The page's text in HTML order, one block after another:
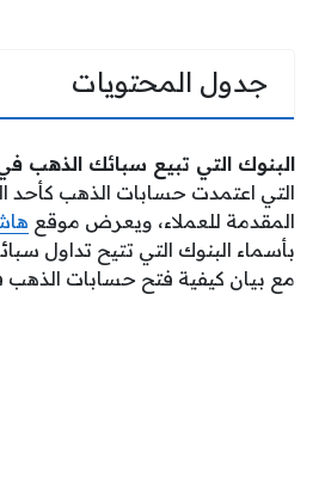
جدول المحتويات
البنوك التي تبيع سبائك الذهب
التي اعتمدت حسابات الذهب كأحد
المقدمة للعملاء، ويعرض موقع
بأسماء البنوك التي تتيح تداول
مع بيان كيفية فتح حسابات الذهب